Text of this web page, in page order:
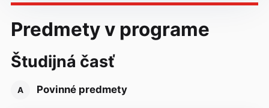
Predmety v programe
Študijná časť
A Povinné predmety